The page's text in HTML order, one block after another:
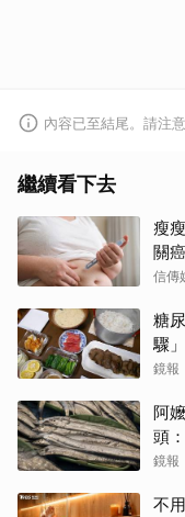
內容已至結尾。請注
繼續看下去
瘦
關
信傳
糖
驟
鏡報
阿
頭
鏡報
不